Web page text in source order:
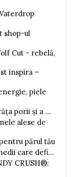
shop-ul
Cut - rebelă,
inspira –
piele
porii și a ...
alese de
părul tău
care defi...
CRUSH®: